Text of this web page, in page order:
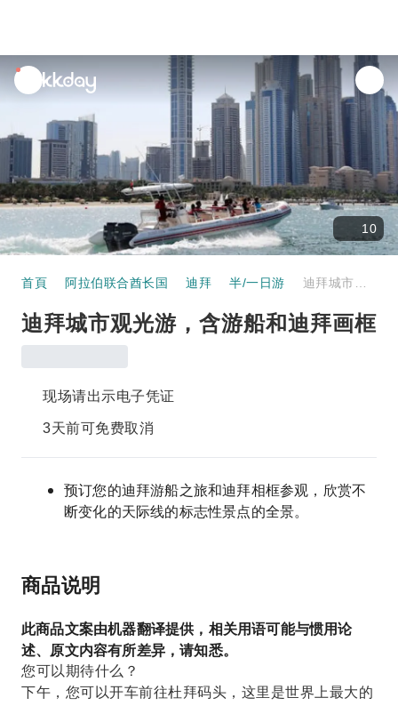
unread
notifications
10
首頁 阿拉伯联合酋长国 迪拜 半/一日游
迪拜城市观光游，含游船和迪拜画框
现场请出示电子凭证
3天前可免费取消
预订您的迪拜游船之旅和迪拜相框参观，欣赏不
断变化的天际线的标志性景点的全景。
商品说明
此商品文案由机器翻译提供，相关用语可能与惯用论
述、原文内容有所差异，请知悉。
您可以期待什么？
下午，您可以开车前往杜拜码头，这里是世界上最大的